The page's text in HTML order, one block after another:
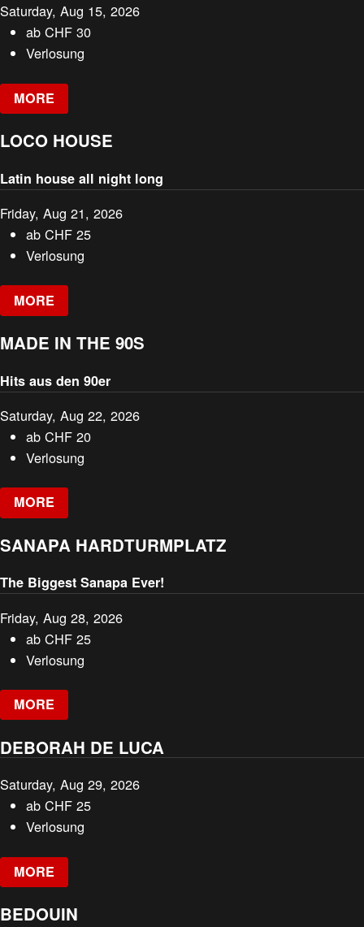
Saturday, Aug 15, 2026
abCHF 30
Verlosung
MORE
LOCO HOUSE
Latin house all night long
Friday, Aug 21, 2026
abCHF 25
Verlosung
MORE
MADE IN THE 90S
Hits aus den 90er
Saturday, Aug 22, 2026
abCHF 20
Verlosung
MORE
SANAPA HARDTURMPLATZ
The Biggest Sanapa Ever!
Friday, Aug 28, 2026
abCHF 25
Verlosung
MORE
DEBORAH DE LUCA
Saturday, Aug 29, 2026
abCHF 25
Verlosung
MORE
BEDOUIN